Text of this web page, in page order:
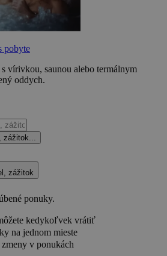
pobyte
vírivkou, saunou alebo termálnym
oddych.
zážitok...
zážitok
ponuky.
kedykoľvek vrátiť
na jednom mieste
v ponukách